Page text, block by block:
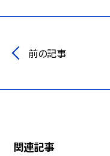
前の記事
関連記事